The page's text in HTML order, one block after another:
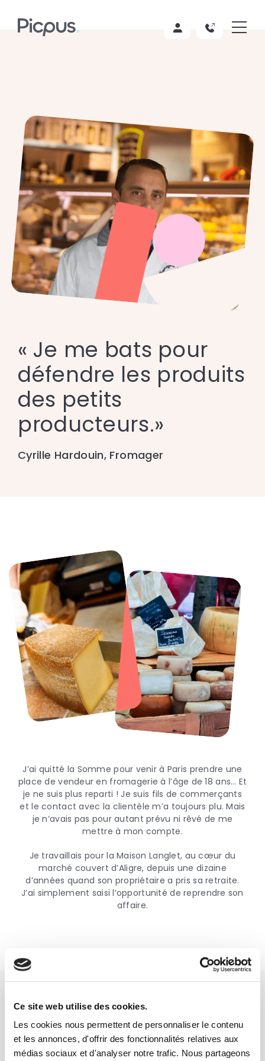
Ce site web utilise des cookies.
Les cookies nous permettent de personnaliser le contenu
et les annonces, d'offrir des fonctionnalités relatives aux
médias sociaux et d'analyser notre trafic. Nous partageons
« Je me bats pour
défendre les produits
des petits
producteurs.»
Cyrille Hardouin, Fromager
J’ai quitté la Somme pour venir à Paris prendre une
place de vendeur en fromagerie à l’âge de 18 ans… Et
je ne suis plus reparti ! Je suis fils de commerçants
et le contact avec la clientèle m’a toujours plu. Mais
je n’avais pas pour autant prévu ni rêvé de me
mettre à mon compte.
Je travaillais pour la Maison Langlet, au cœur du
marché couvert d’Aligre, depuis une dizaine
d’années quand son propriétaire a pris sa retraite.
J’ai simplement saisi l’opportunité de reprendre son
affaire.
Les métiers de bouche relèvent souvent de la
passion. En ce qui me concerne, j’ai un très grand